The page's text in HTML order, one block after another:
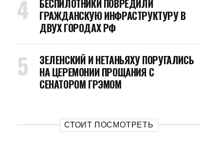
БЕСПИЛОТНИКИ ПОВРЕДИЛИ
ГРАЖДАНСКУЮ ИНФРАСТРУКТУРУ В
ДВУХ ГОРОДАХ РФ
ЗЕЛЕНСКИЙ И НЕТАНЬЯХУ ПОРУГАЛИСЬ
НА ЦЕРЕМОНИИ ПРОЩАНИЯ С
СЕНАТОРОМ ГРЭМОМ
СТОИТ ПОСМОТРЕТЬ